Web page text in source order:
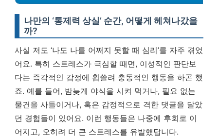
나만의 ‘통제력 상실’ 순간, 어떻게 헤쳐나갔을
까?
사실 저도 ‘나도 나를 어쩌지 못할 때 심리’를 자주 겪었
어요. 특히 스트레스가 극심할 때면, 이성적인 판단보
다는 즉각적인 감정에 휩쓸려 충동적인 행동을 하곤 했
죠. 예를 들어, 밤늦게 야식을 시켜 먹거나, 필요 없는
물건을 사들이거나, 혹은 감정적으로 격한 댓글을 달았
던 경험들이 있어요. 이런 행동들은 나중에 후회로 이
어지고, 오히려 더 큰 스트레스를 유발했답니다.